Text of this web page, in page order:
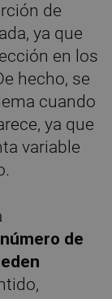
de
ya que
en los
hecho, se
cuando
ya que
variable
de